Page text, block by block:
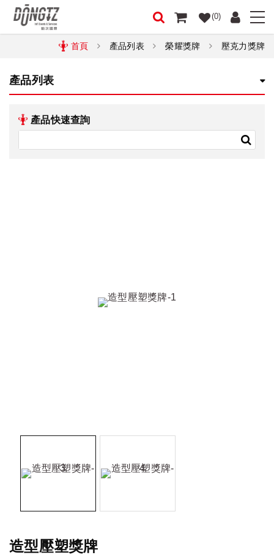
(0)
首頁 產品列表 榮耀獎牌 壓克力獎牌
產品列表
產品快速查詢
造型壓塑獎牌